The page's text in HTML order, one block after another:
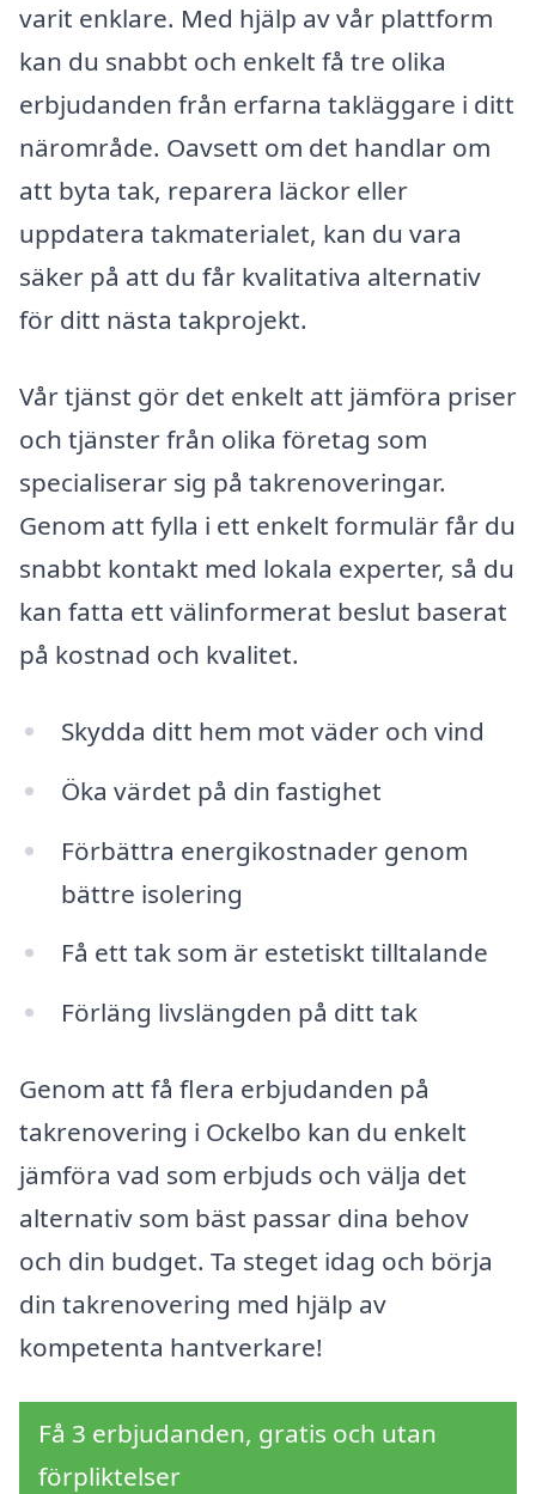
varit enklare. Med hjälp av vår plattform
kan du snabbt och enkelt få tre olika
erbjudanden från erfarna takläggare i ditt
närområde. Oavsett om det handlar om
att byta tak, reparera läckor eller
uppdatera takmaterialet, kan du vara
säker på att du får kvalitativa alternativ
för ditt nästa takprojekt.
Vår tjänst gör det enkelt att jämföra priser
och tjänster från olika företag som
specialiserar sig på takrenoveringar.
Genom att fylla i ett enkelt formulär får du
snabbt kontakt med lokala experter, så du
kan fatta ett välinformerat beslut baserat
på kostnad och kvalitet.
Skydda ditt hem mot väder och vind
Öka värdet på din fastighet
Förbättra energikostnader genom
bättre isolering
Få ett tak som är estetiskt tilltalande
Förläng livslängden på ditt tak
Genom att få flera erbjudanden på
takrenovering i Ockelbo kan du enkelt
jämföra vad som erbjuds och välja det
alternativ som bäst passar dina behov
och din budget. Ta steget idag och börja
din takrenovering med hjälp av
kompetenta hantverkare!
Få 3 erbjudanden, gratis och utan
förpliktelser